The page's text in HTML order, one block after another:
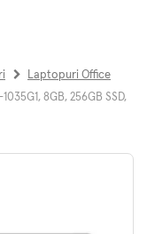
Laptopuri Office
8GB, 256GB SSD,